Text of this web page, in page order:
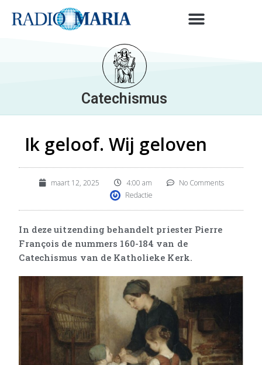
Catechismus
Ik geloof. Wij geloven
maart 12, 2025 4:00 am
No Comments
Redactie
In deze uitzending behandelt priester Pierre
François de nummers 160-184 van de
Catechismus van de Katholieke Kerk.